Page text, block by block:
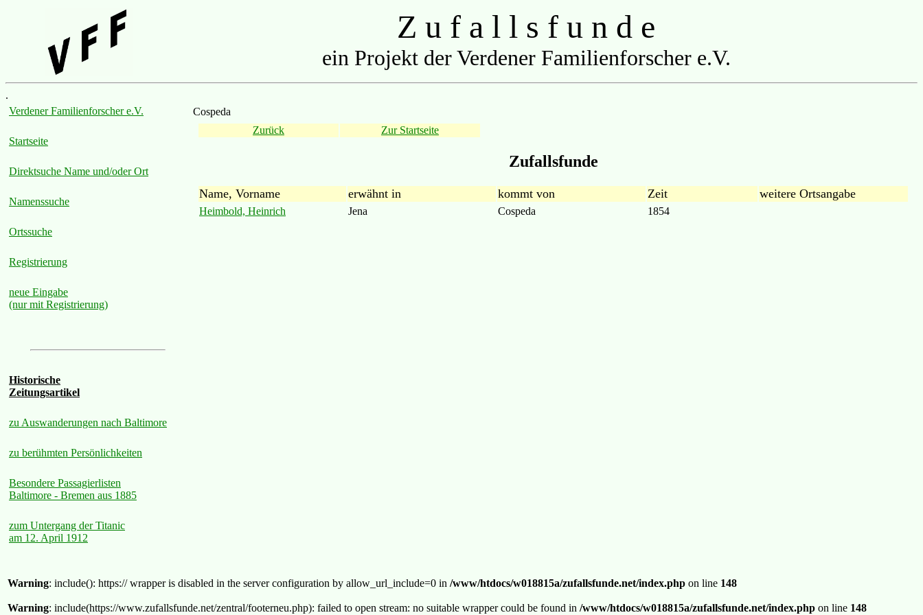
Z u f a l l s f u n d e
ein Projekt der Verdener Familienforscher e.V.
.
Verdener Familienforscher e.V.
Startseite
Direktsuche Name und/oder Ort
Namenssuche
Ortssuche
Registrierung
neue Eingabe
(nur mit Registrierung)
Historische
Zeitungsartikel
zu Auswanderungen nach Baltimore
zu berühmten Persönlichkeiten
Besondere Passagierlisten
Baltimore - Bremen aus 1885
zum Untergang der Titanic
am 12. April 1912
Cospeda
Zurück
Zur Startseite
Zufallsfunde
Name, Vorname erwähnt in kommt von Zeit weitere Ortsangabe
Heimbold, Heinrich Jena Cospeda 1854
Warning: include(): https:// wrapper is disabled in the server configuration by allow_url_include=0 in /www/htdocs/w018815a/zufallsfunde.net/index.php on line 148
Warning: include(https://www.zufallsfunde.net/zentral/footerneu.php): failed to open stream: no suitable wrapper could be found in /www/htdocs/w018815a/zufallsfunde.net/index.php on line 148